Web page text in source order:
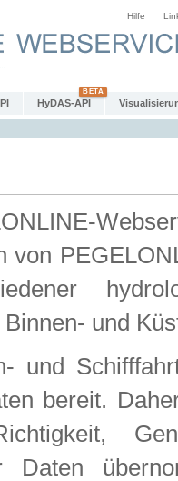
Hilfe
HyDAS-API
von
und
und
bereit.
Daten